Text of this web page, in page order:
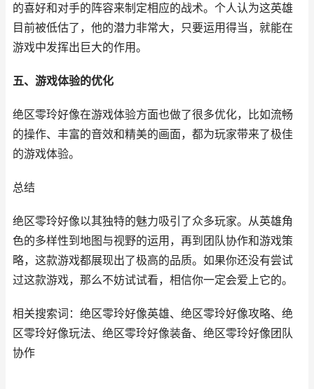
的喜好和对手的阵容来制定相应的战术。个人认为这英雄
目前被低估了，他的潜力非常大，只要运用得当，就能在
游戏中发挥出巨大的作用。
五、游戏体验的优化
绝区零玲好像在游戏体验方面也做了很多优化，比如流畅
的操作、丰富的音效和精美的画面，都为玩家带来了极佳
的游戏体验。
总结
绝区零玲好像以其独特的魅力吸引了众多玩家。从英雄角
色的多样性到地图与视野的运用，再到团队协作和游戏策
略，这款游戏都展现出了极高的品质。如果你还没有尝试
过这款游戏，那么不妨试试看，相信你一定会爱上它的。
相关搜索词：绝区零玲好像英雄、绝区零玲好像攻略、绝
区零玲好像玩法、绝区零玲好像装备、绝区零玲好像团队
协作